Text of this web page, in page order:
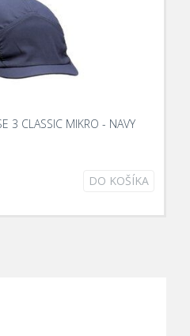
3 CLASSIC MIKRO - NAVY
DO KOŠÍKA